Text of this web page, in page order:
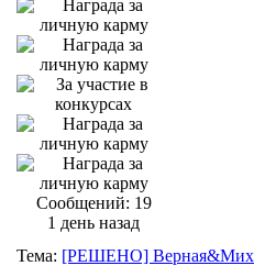
Сообщений: 19
1 день назад
Тема: [РЕШЕНО]